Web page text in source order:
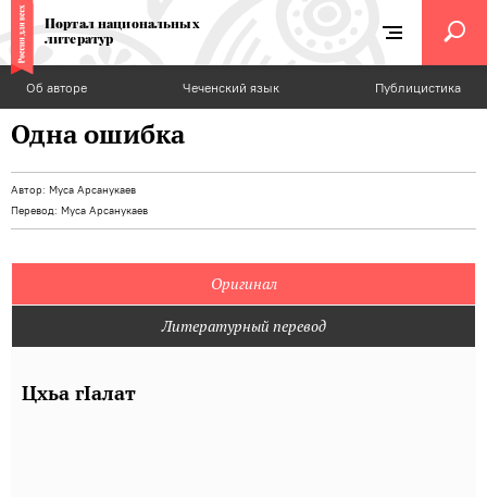
Портал национальных
литератур
Об авторе Чеченский язык Публицистика
Одна ошибка
Автор: Муса Арсанукаев
Перевод: Муса Арсанукаев
Оригинал
Литературный перевод
Цхьа гIалат